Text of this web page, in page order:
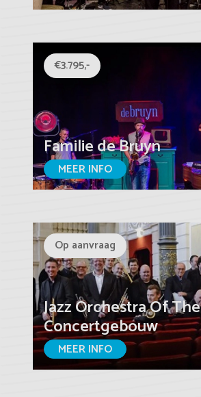
€3.795,-
Familie de Bruyn
MEER INFO
Op aanvraag
Jazz Orchestra Of The
Concertgebouw
MEER INFO